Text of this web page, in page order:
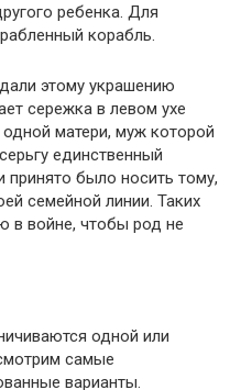
ребенка. Для
корабль.
этому украшению
сережка в левом ухе
матери, муж которой
единственный
было носить тому,
семейной линии. Таких
в войне, чтобы род не
одной или
самые
варианты.